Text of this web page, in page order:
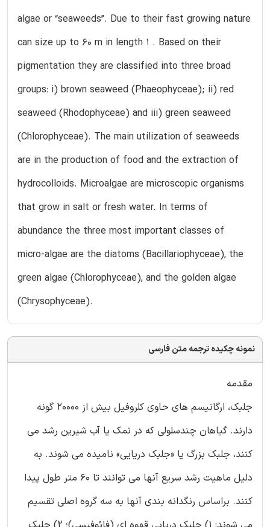
algae or “seaweeds”. Due to their fast growing nature
can size up to 60 m in length 1 . Based on their
pigmentation they are classified into three broad
groups: i) brown seaweed (Phaeophyceae); ii) red
seaweed (Rhodophyceae) and iii) green seaweed
(Chlorophyceae). The main utilization of seaweeds
are in the production of food and the extraction of
hydrocolloids. Microalgae are microscopic organisms
that grow in salt or fresh water. In terms of
abundance the three most important classes of
micro-algae are the diatoms (Bacillariophyceae), the
green algae (Chlorophyceae), and the golden algae
(Chrysophyceae).
نمونه چکیده ترجمه متن فارسی
مقدمه
جلبک، ارگانیسم های حاوی کلروفیل بیش از 20000 گونه
دارند. گیاهان چندسلولی که در نمک یا آب شیرین رشد می
کنند، جلبک بزرگ یا «جلبک دریایی» نامیده می شوند. به
دلیل ماهیت رشد سریع آنها می توانند تا 60 متر طول پیدا
کنند. براساس رنگدانه بندی آنها به سه گروه اصلی تقسیم